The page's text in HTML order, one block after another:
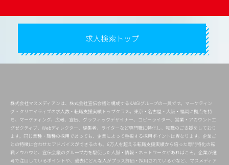
求人検索トップ
株式会社マスメディアンは、株式会社宣伝会議と構成するKAIGIグループの一員です。マーケティン
グ・クリエイティブの求人数・転職支援実績トップクラス。東京・名古屋・大阪・福岡に拠点を持
ち、マーケティング、広報、宣伝、グラフィックデザイナー、コピーライター、営業・アカウントエ
グゼクティブ、Webディレクター、編集者、ライターなど専門職に特化し、転職のご支援をしており
ます。同じ業種・職種の採用であっても、企業によって重視する採用ポイントは異なります。企業ご
との特徴に合わせたアドバイスができるのも、6万人を超える転職支援実績から培った専門特化の転
職ノウハウと、宣伝会議のグループ力を駆使した人脈・情報・ネットワークがあればこそ。企業が選
考で注目しているポイントや、過去にどんな人がプラス評価・採用されているかなど、マスメディア